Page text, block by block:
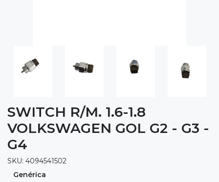
SWITCH R/M. 1.6-1.8
VOLKSWAGEN GOL G2 - G3 -
G4
SKU: 4094541502
Genérica